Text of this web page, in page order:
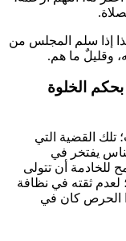
إذا سلم المجلس من
وقليلٌ ما هم.
بحكم الخلوة
تلك القضية التي
يفتخر في
للخادمة أن تتولى
لعدم ثقته في نظافة
الحرص كان في